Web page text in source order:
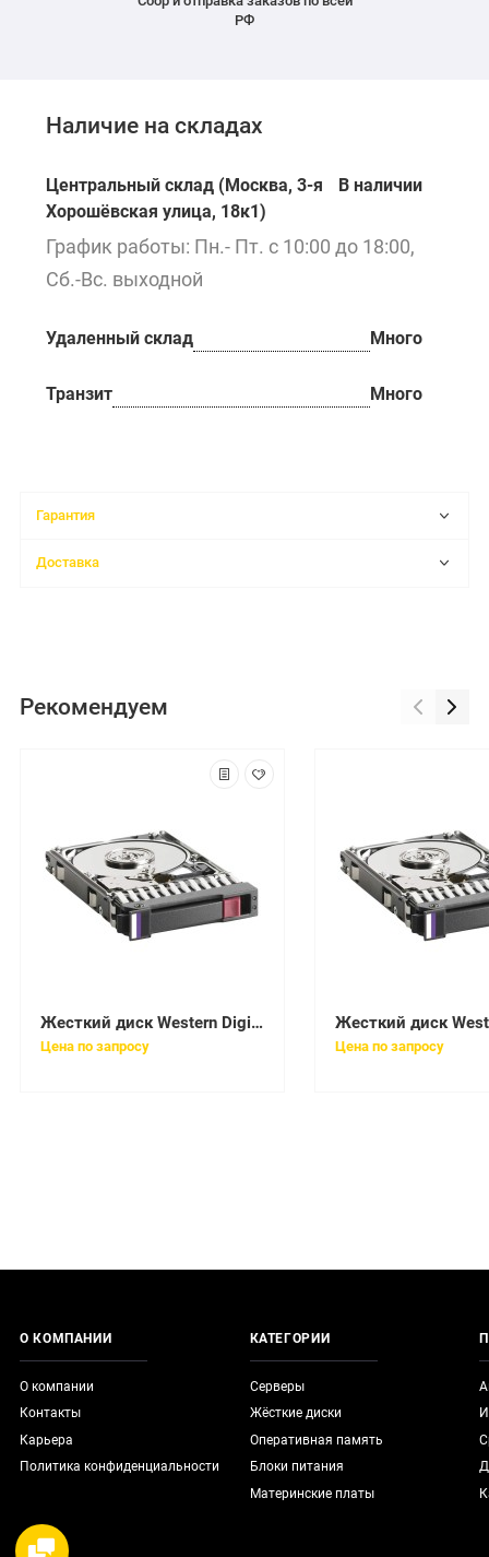
РФ
Наличие на складах
Центральный склад (Москва, 3-я
Хорошёвская улица, 18к1)
В наличии
График работы: Пн.- Пт. с 10:00 до 18:00,
Сб.-Вс. выходной
Удаленный склад Много
Транзит Много
Гарантия
Доставка
Рекомендуем
Жесткий диск Western Digital Caviar 120Gb (U100/7200/2Mb) IDE(WD1200BB-00FTA0)
Цена по запросу Цена по запросу
О КОМПАНИИ
О компании
Контакты
Карьера
Политика конфиденциальности
КАТЕГОРИИ
Серверы
Жёсткие диски
Оперативная память
Блоки питания
Материнские платы